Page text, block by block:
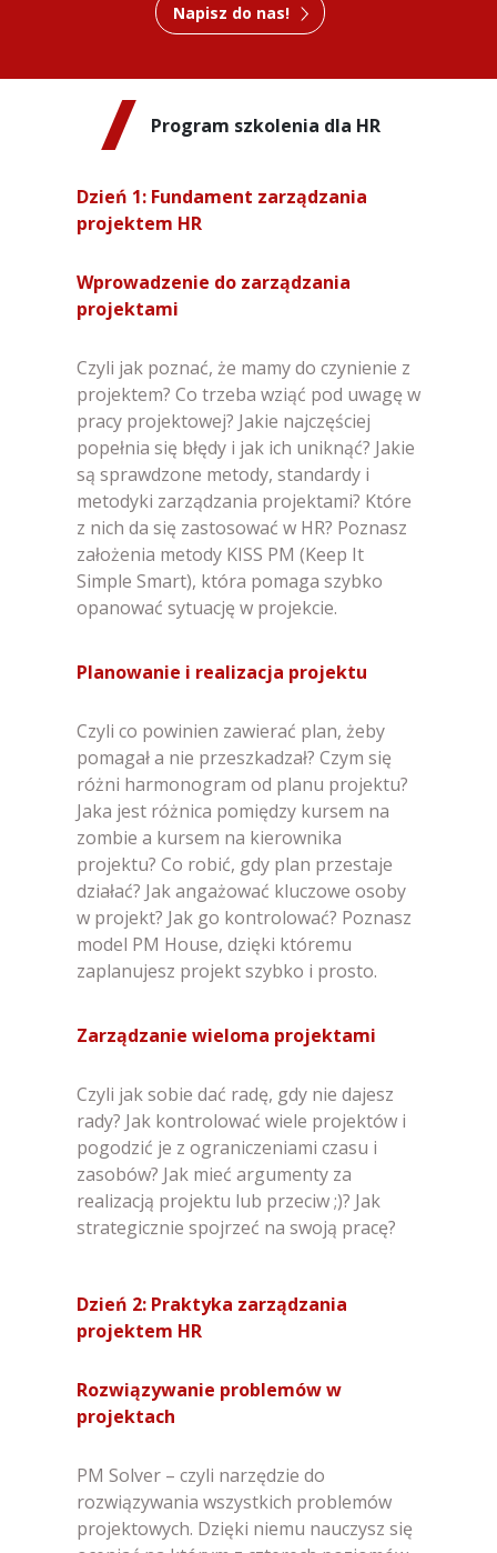
Napisz do nas!
Program szkolenia dla HR
Dzień 1: Fundament zarządzania
projektem HR
Wprowadzenie do zarządzania
projektami
Czyli jak poznać, że mamy do czynienie z
projektem? Co trzeba wziąć pod uwagę w
pracy projektowej? Jakie najczęściej
popełnia się błędy i jak ich uniknąć? Jakie
są sprawdzone metody, standardy i
metodyki zarządzania projektami? Które
z nich da się zastosować w HR? Poznasz
założenia metody KISS PM (Keep It
Simple Smart), która pomaga szybko
opanować sytuację w projekcie.
Planowanie i realizacja projektu
Czyli co powinien zawierać plan, żeby
pomagał a nie przeszkadzał? Czym się
różni harmonogram od planu projektu?
Jaka jest różnica pomiędzy kursem na
zombie a kursem na kierownika
projektu? Co robić, gdy plan przestaje
działać? Jak angażować kluczowe osoby
w projekt? Jak go kontrolować? Poznasz
model PM House, dzięki któremu
zaplanujesz projekt szybko i prosto.
Zarządzanie wieloma projektami
Czyli jak sobie dać radę, gdy nie dajesz
rady? Jak kontrolować wiele projektów i
pogodzić je z ograniczeniami czasu i
zasobów? Jak mieć argumenty za
realizacją projektu lub przeciw ;)? Jak
strategicznie spojrzeć na swoją pracę?
Dzień 2: Praktyka zarządzania
projektem HR
Rozwiązywanie problemów w
projektach
PM Solver – czyli narzędzie do
rozwiązywania wszystkich problemów
projektowych. Dzięki niemu nauczysz się